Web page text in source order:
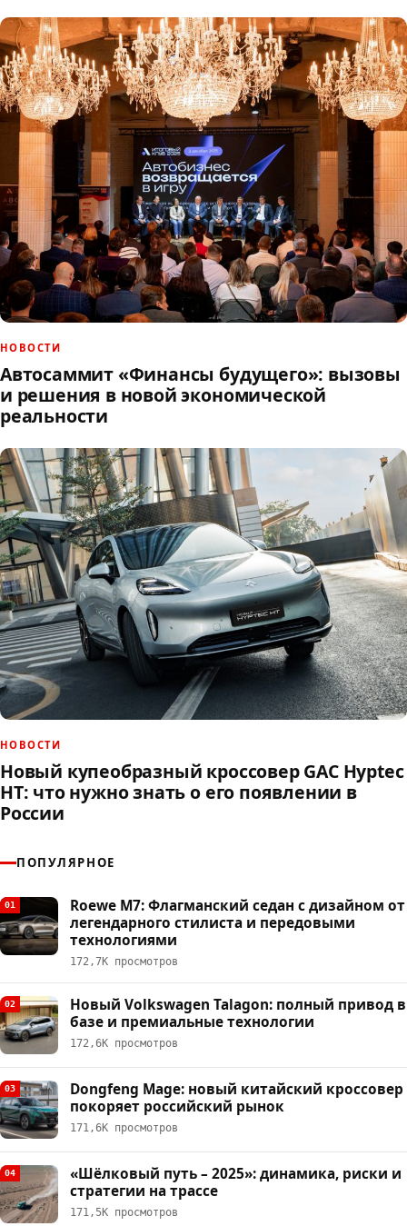
НОВОСТИ
Автосаммит «Финансы будущего»: вызовы
и решения в новой экономической
реальности
НОВОСТИ
Новый купеобразный кроссовер GAC Hyptec
HT: что нужно знать о его появлении в
России
ПОПУЛЯРНОЕ
01
Roewe M7: Флагманский седан с дизайном от
легендарного стилиста и передовыми
технологиями
172,7К просмотров
02
Новый Volkswagen Talagon: полный привод в
базе и премиальные технологии
172,6К просмотров
03
Dongfeng Mage: новый китайский кроссовер
покоряет российский рынок
171,6К просмотров
04
«Шёлковый путь – 2025»: динамика, риски и
стратегии на трассе
171,5К просмотров